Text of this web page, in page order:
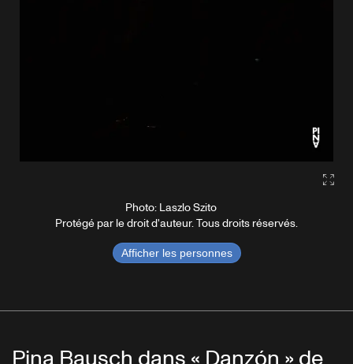
Photo: Laszlo Szito
Protégé par le droit d'auteur. Tous droits réservés.
Afficher les personnes